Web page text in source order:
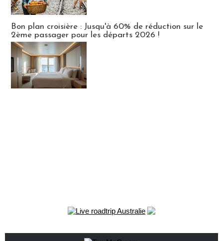
Bon plan croisière : Jusqu'à 60% de réduction sur le
2ème passager pour les départs 2026 !